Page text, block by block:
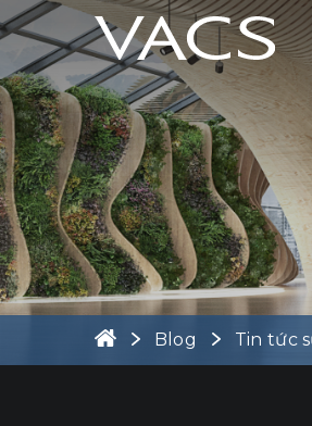
Blog Tin tức